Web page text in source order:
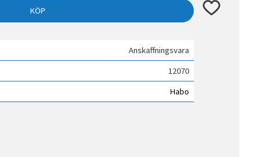
KÖP Lägg till i
Anskaffningsvara
12070
Habo